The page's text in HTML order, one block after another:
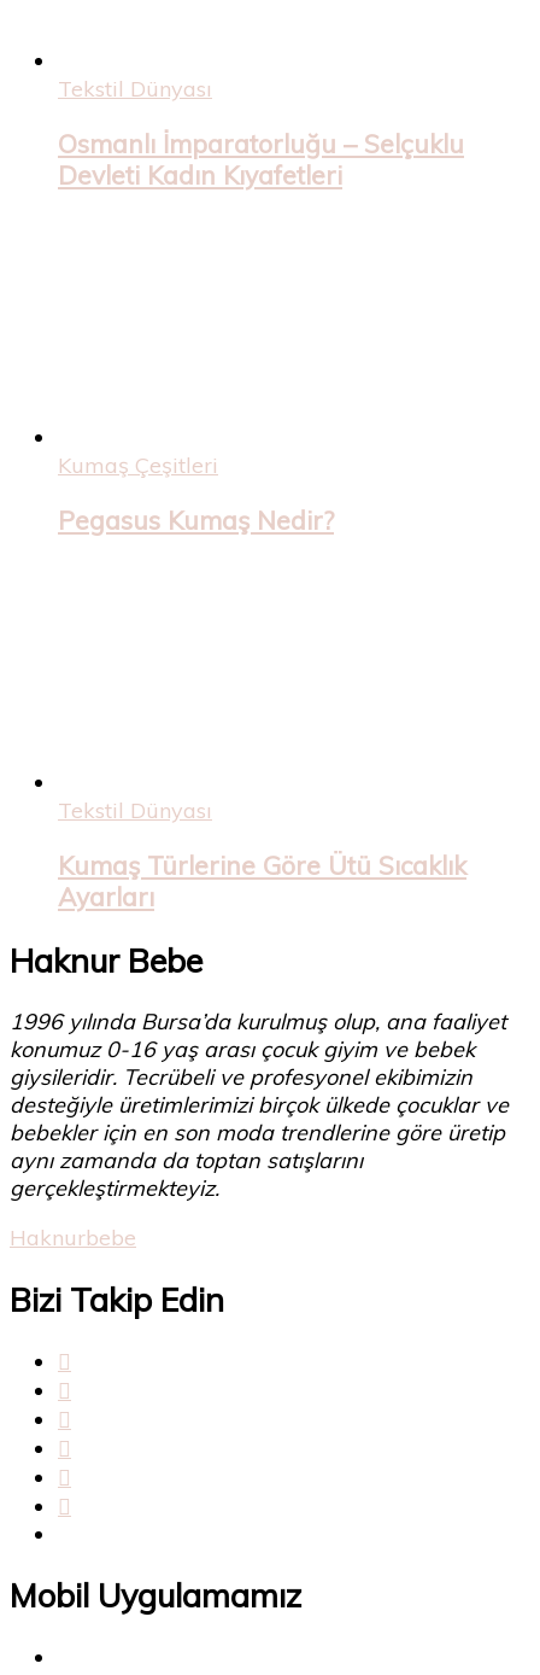
Tekstil Dünyası
Osmanlı İmparatorluğu – Selçuklu
Devleti Kadın Kıyafetleri
Kumaş Çeşitleri
Pegasus Kumaş Nedir?
Tekstil Dünyası
Kumaş Türlerine Göre Ütü Sıcaklık
Ayarları
Haknur Bebe
1996 yılında Bursa’da kurulmuş olup, ana faaliyet
konumuz 0-16 yaş arası çocuk giyim ve bebek
giysileridir. Tecrübeli ve profesyonel ekibimizin
desteğiyle üretimlerimizi birçok ülkede çocuklar ve
bebekler için en son moda trendlerine göre üretip
aynı zamanda da toptan satışlarını
gerçekleştirmekteyiz.
Haknurbebe
Bizi Takip Edin
Mobil Uygulamamız